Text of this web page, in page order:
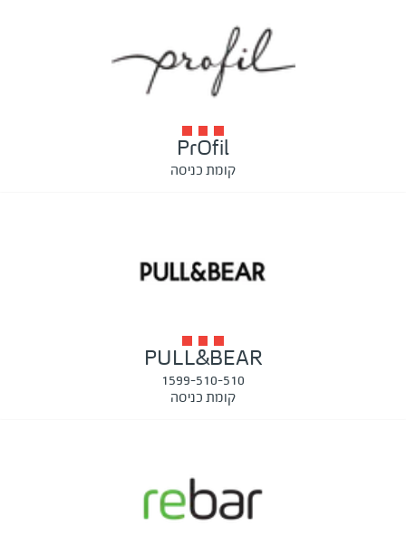
PrOfil
קומת כניסה
PULL&BEAR
1599-510-510
קומת כניסה